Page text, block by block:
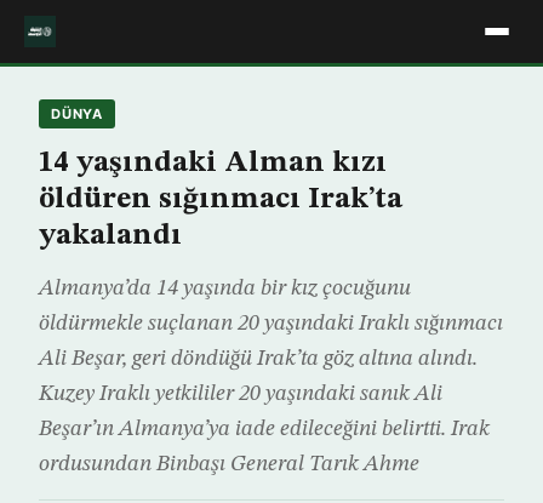
DÜNYA
14 yaşındaki Alman kızı
öldüren sığınmacı Irak’ta
yakalandı
Almanya’da 14 yaşında bir kız çocuğunu
öldürmekle suçlanan 20 yaşındaki Iraklı sığınmacı
Ali Beşar, geri döndüğü Irak’ta göz altına alındı.
Kuzey Iraklı yetkililer 20 yaşındaki sanık Ali
Beşar’ın Almanya’ya iade edileceğini belirtti. Irak
ordusundan Binbaşı General Tarık Ahme